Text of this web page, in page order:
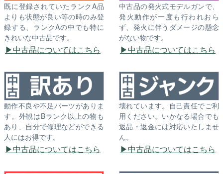
既に登録されていたランクA品
よりも状態が良い等の時のみ登
録する、ランクAの中でも特に
きれいな中古品です。
中古品についてはこちら
中古品の発火式モデルガンで、
発火動作が一度も行われおら
ず、発火に伴うダメージの懸念
がない物です。
中古品についてはこちら
動作不良や不足パーツがありま
す。外観はBランク以上の物も
あり、自分で修理などができる
人にはお得です。
中古品についてはこちら
壊れています。自己責任でご利
用ください。いかなる場合でも
返品・返金には対応いたしませ
ん。
中古品についてはこちら